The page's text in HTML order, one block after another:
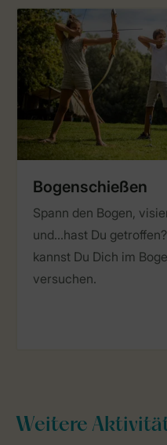
Bogenschießen
Spann den Bogen,
und…hast Du
kannst Du Dich im
versuchen.
Weitere